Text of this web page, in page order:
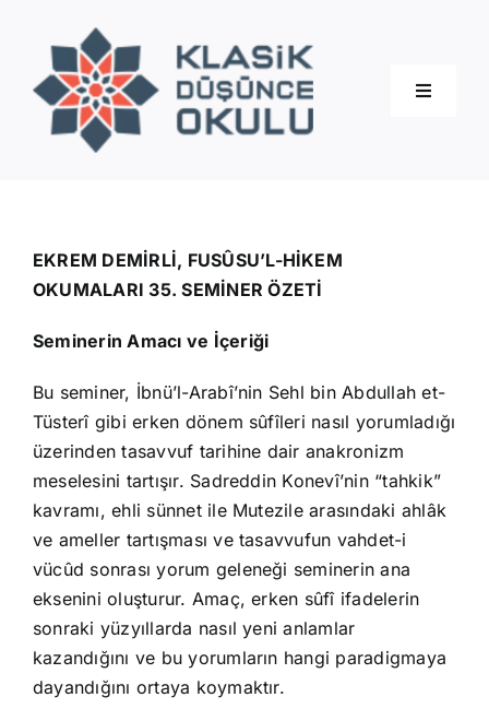
content
Toggle
Eğitimler
İletişim
EKREM DEMİRLİ, FUSÛSU’L-HİKEM
OKUMALARI 35. SEMİNER ÖZETİ
Seminerin Amacı ve İçeriği
Bu seminer, İbnü’l-Arabî’nin Sehl bin Abdullah et-
Tüsterî gibi erken dönem sûfîleri nasıl yorumladığı
üzerinden tasavvuf tarihine dair anakronizm
meselesini tartışır. Sadreddin Konevî’nin “tahkik”
kavramı, ehli sünnet ile Mutezile arasındaki ahlâk
ve ameller tartışması ve tasavvufun vahdet-i
vücûd sonrası yorum geleneği seminerin ana
eksenini oluşturur. Amaç, erken sûfî ifadelerin
sonraki yüzyıllarda nasıl yeni anlamlar
kazandığını ve bu yorumların hangi paradigmaya
dayandığını ortaya koymaktır.